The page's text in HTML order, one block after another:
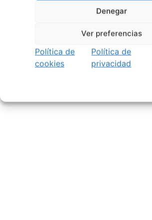
Denegar
Ver preferencias
Política de
cookies
Política de
privacidad